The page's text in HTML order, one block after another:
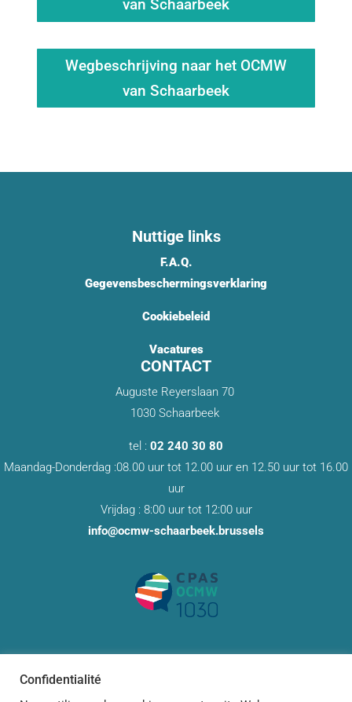
van Schaarbeek
Wegbeschrijving naar het OCMW
van Schaarbeek
Nuttige links
F.A.Q.
Gegevensbeschermingsverklaring
Cookiebeleid
Vacatures
CONTACT
Auguste Reyerslaan 70
1030 Schaarbeek
tel : 02 240 30 80
Maandag-Donderdag :08.00 uur tot 12.00 uur en 12.50 uur tot 16.00
uur
Vrijdag : 8:00 uur tot 12:00 uur
info@ocmw-schaarbeek.brussels
Confidentialité